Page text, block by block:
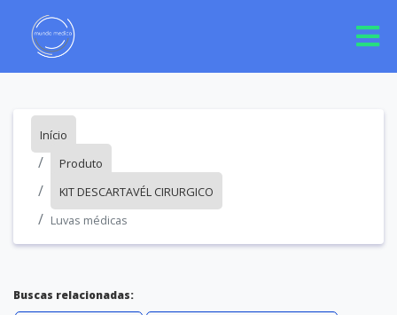
Início
Produto
KIT DESCARTAVÉL CIRURGICO
Luvas médicas
Buscas relacionadas: